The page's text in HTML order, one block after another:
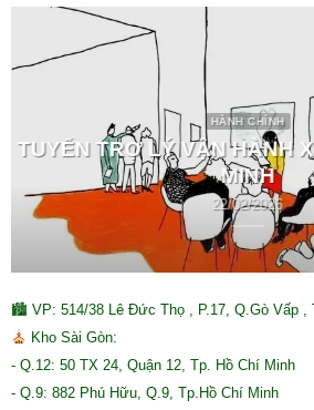
HÀNH CHÍNH
TUYỂN TRỢ LÝ VẬN HÀNH
MINH
22/02/2026
🏙 VP: 514/38 Lê Đức Thọ , P.17, Q.Gò Vấp ,
Kho Sài Gòn:
- Q.12: 50 TX 24, Quận 12, Tp. Hồ Chí Minh
- Q.9: 882 Phú Hữu, Q.9, Tp.Hồ Chí Minh